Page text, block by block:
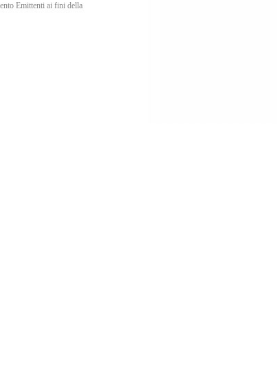
Emittenti ai fini della